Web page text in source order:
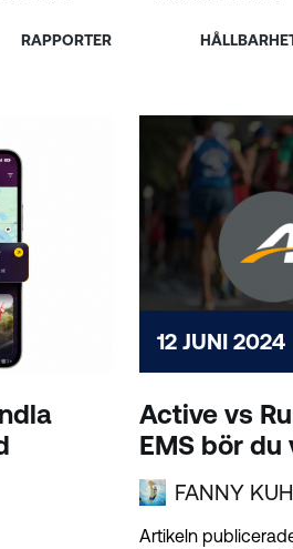
RAPPORTER
12 JUNI 2024
Active vs
EMS bör du
FANNY
Artikeln